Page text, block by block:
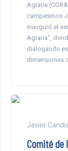
Agraria
campesinos
inauguró el
Agraria”,
dialogando
dimensiones
Javier
Comité de